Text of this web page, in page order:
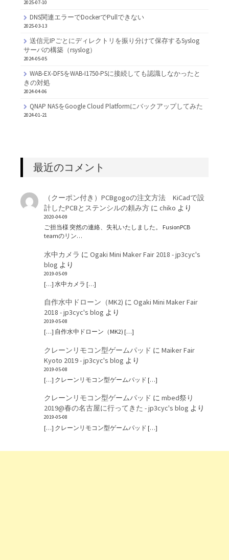
2025-07-10
DNS関連エラーでDockerでPullできない
2025-03-13
送信元IPごとにディレクトリを振り分けて保存するSyslog
サーバの構築（rsyslog）
2024-05-05
WAB-EX-DFSをWAB-I1750-PSに接続しても認識しなかったと
きの対処
2024-04-06
QNAP NASをGoogle Cloud Platformにバックアップしてみた
2024-01-21
最近のコメント
（クーポン付き）PCBgogoの注文方法 KiCadで設
計したPCBとステンシルの頼み方に chiko より
2020-04-09
ご担当様 突然の連絡、失礼いたしました。 FusionPCB
teamのリン…
水中カメラ に Ogaki Mini Maker Fair 2018 - jp3cyc's
blog より
2019-05-09
[…] 水中カメラ […]
自作水中ドローン（MK2) に Ogaki Mini Maker Fair
2018 - jp3cyc's blog より
2019-05-08
[…] 自作水中ドローン（MK2) […]
クレーンリモコン型ゲームパッド に Maiker Fair
Kyoto 2019 - jp3cyc's blog より
2019-05-08
[…] クレーンリモコン型ゲームパッド […]
クレーンリモコン型ゲームパッド に mbed祭り
2019@春の名古屋に行ってきた - jp3cyc's blog より
2019-05-08
[…] クレーンリモコン型ゲームパッド […]